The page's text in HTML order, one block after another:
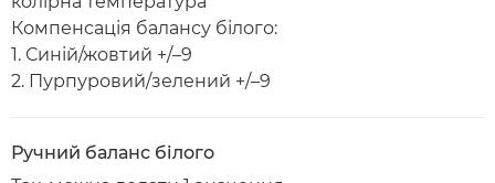
Компенсація балансу білого:
1. Синій/жовтий +/–9
2. Пурпуровий/зелений +/–9
Ручний баланс білого